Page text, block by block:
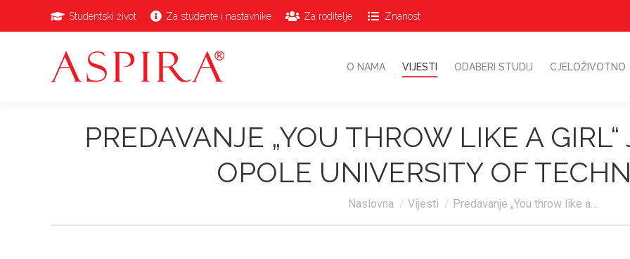
Studentski život Za studente i nastavnike Za roditelje Znanost
O NAMA VIJESTI ODABERI STUDIJ CJELOŽIVOTNO
PREDAVANJE „YOU THROW LIKE A
OPOLE UNIVERSITY OF
Vi ste ovdje:
Naslovna Vijesti Predavanje „You throw like a…
O NAMA